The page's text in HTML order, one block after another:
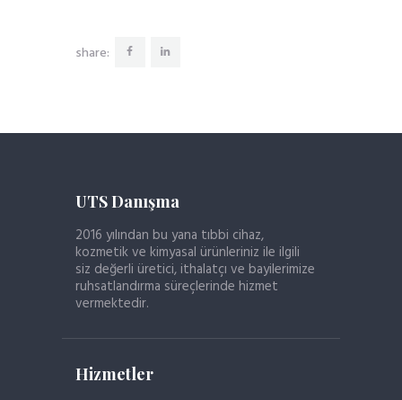
share:
UTS Danışma
2016 yılından bu yana tıbbi cihaz,
kozmetik ve kimyasal ürünleriniz ile ilgili
siz değerli üretici, ithalatçı ve bayilerimize
ruhsatlandırma süreçlerinde hizmet
vermektedir.
Hizmetler